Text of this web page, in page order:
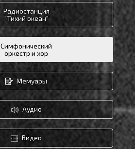
Радиостанция
"Тихий океан"
Симфонический
оркестр и хор
Мемуары
Аудио
Видео